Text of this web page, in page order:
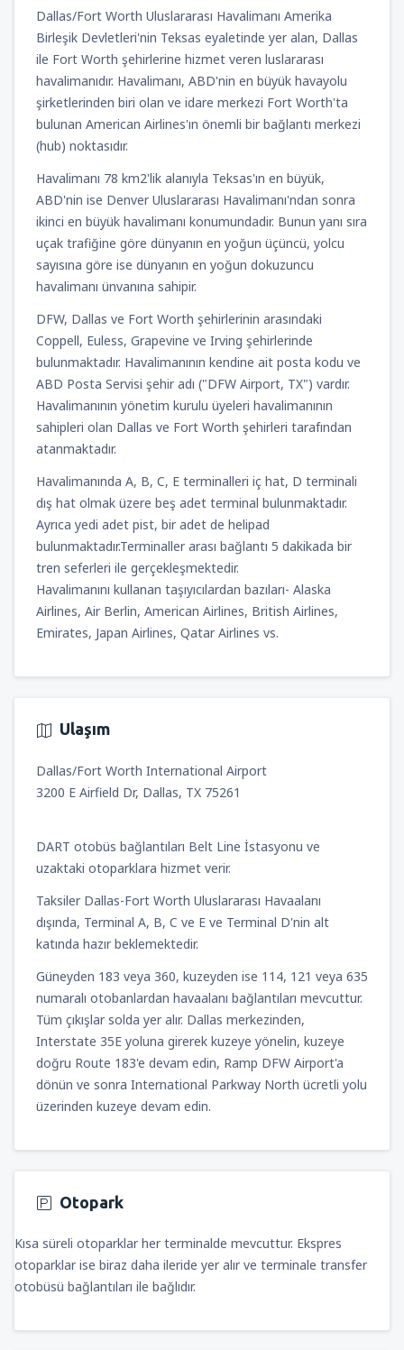
KalkışDalaman, Muğla Dalaman(DLM)
BAŞLANGIÇ FIYATI: 3075
KalkışBodrum, Milas-Bodrum Havalimanı
Kalkışİzmir, İzmir Adnan Menderes (ADB)
BAŞLANGIÇ FIYATI: 2636TRY
Dallas/Fort Worth Uluslararası Havalimanı Amerika
Birleşik Devletleri'nin Teksas eyaletinde yer alan, Dallas
ile Fort Worth şehirlerine hizmet veren luslararası
havalimanıdır. Havalimanı, ABD'nin en büyük havayolu
şirketlerinden biri olan ve idare merkezi Fort Worth'ta
bulunan American Airlines'ın önemli bir bağlantı merkezi
(hub) noktasıdır.
Havalimanı 78 km2'lik alanıyla Teksas'ın en büyük,
ABD'nin ise Denver Uluslararası Havalimanı'ndan sonra
ikinci en büyük havalimanı konumundadir. Bunun yanı sıra
uçak trafiğine göre dünyanın en yoğun üçüncü, yolcu
sayısına göre ise dünyanın en yoğun dokuzuncu
havalimanı ünvanına sahipir.
DFW, Dallas ve Fort Worth şehirlerinin arasındaki
Coppell, Euless, Grapevine ve Irving şehirlerinde
bulunmaktadır. Havalimanının kendine ait posta kodu ve
ABD Posta Servisi şehir adı ("DFW Airport, TX") vardır.
Havalimanının yönetim kurulu üyeleri havalimanının
sahipleri olan Dallas ve Fort Worth şehirleri tarafından
atanmaktadır.
Havalimanında A, B, C, E terminalleri iç hat, D terminali
dış hat olmak üzere beş adet terminal bulunmaktadır.
Ayrıca yedi adet pist, bir adet de helipad
bulunmaktadır.Terminaller arası bağlantı 5 dakikada bir
tren seferleri ile gerçekleşmektedir.
Havalimanını kullanan taşıyıcılardan bazıları- Alaska
Airlines, Air Berlin, American Airlines, British Airlines,
Emirates, Japan Airlines, Qatar Airlines vs.
Ulaşım
Dallas/Fort Worth International Airport
3200 E Airfield Dr, Dallas, TX 75261
DART otobüs bağlantıları Belt Line İstasyonu ve
uzaktaki otoparklara hizmet verir.
Taksiler Dallas-Fort Worth Uluslararası Havaalanı
dışında, Terminal A, B, C ve E ve Terminal D'nin alt
katında hazır beklemektedir.
Güneyden 183 veya 360, kuzeyden ise 114, 121 veya 635
numaralı otobanlardan havaalanı bağlantıları mevcuttur.
Tüm çıkışlar solda yer alır. Dallas merkezinden,
Interstate 35E yoluna girerek kuzeye yönelin, kuzeye
doğru Route 183'e devam edin, Ramp DFW Airport'a
dönün ve sonra International Parkway North ücretli yolu
üzerinden kuzeye devam edin.
Otopark
Kısa süreli otoparklar her terminalde mevcuttur. Ekspres
otoparklar ise biraz daha ileride yer alır ve terminale transfer
otobüsü bağlantıları ile bağlıdır.